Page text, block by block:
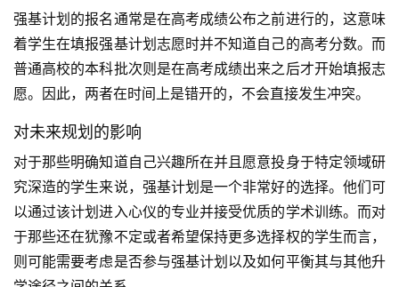
强基计划的报名通常是在高考成绩公布之前进行的，这意味
着学生在填报强基计划志愿时并不知道自己的高考分数。而
普通高校的本科批次则是在高考成绩出来之后才开始填报志
愿。因此，两者在时间上是错开的，不会直接发生冲突。
对未来规划的影响
对于那些明确知道自己兴趣所在并且愿意投身于特定领域研
究深造的学生来说，强基计划是一个非常好的选择。他们可
以通过该计划进入心仪的专业并接受优质的学术训练。而对
于那些还在犹豫不定或者希望保持更多选择权的学生而言，
则可能需要考虑是否参与强基计划以及如何平衡其与其他升